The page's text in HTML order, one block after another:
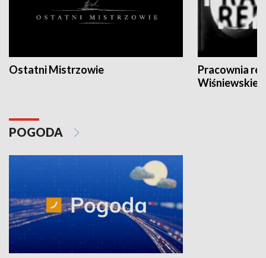
Ostatni Mistrzowie
Pracownia
POGODA